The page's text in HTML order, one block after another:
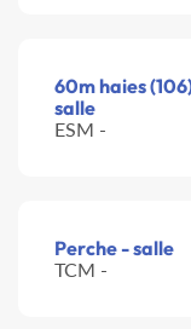
60m haies
salle
ESM -
Perche - salle
TCM -